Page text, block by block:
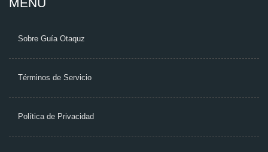
Sobre Guía Otaquz
Términos de Servicio
Política de Privacidad